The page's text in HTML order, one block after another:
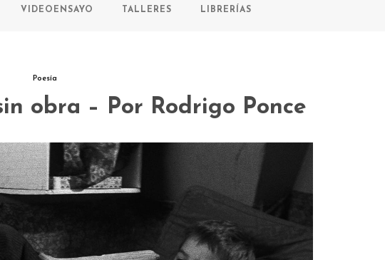
VIDEOENSAYO TALLERES LIBRERÍAS
Poesía
obra – Por Rodrigo Ponce